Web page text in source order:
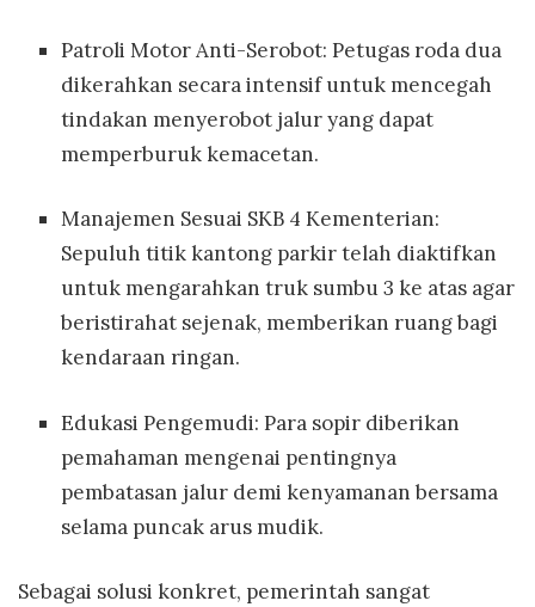
Patroli Motor Anti-Serobot: Petugas roda dua
dikerahkan secara intensif untuk mencegah
tindakan menyerobot jalur yang dapat
memperburuk kemacetan.
Manajemen Sesuai SKB 4 Kementerian:
Sepuluh titik kantong parkir telah diaktifkan
untuk mengarahkan truk sumbu 3 ke atas agar
beristirahat sejenak, memberikan ruang bagi
kendaraan ringan.
Edukasi Pengemudi: Para sopir diberikan
pemahaman mengenai pentingnya
pembatasan jalur demi kenyamanan bersama
selama puncak arus mudik.
Sebagai solusi konkret, pemerintah sangat